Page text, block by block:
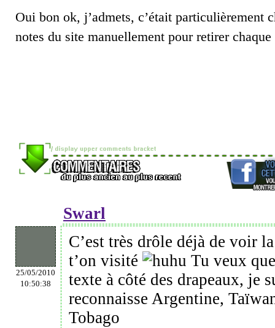
Oui bon ok, j’admets, c’était particulièrement
notes du site manuellement pour retirer
Swarl
25/05/2010
10:50:38
C’est très drôle déjà de voir
t’on visité
Tu veux
texte à côté des drapeaux, je
reconnaisse Argentine,
Tobago